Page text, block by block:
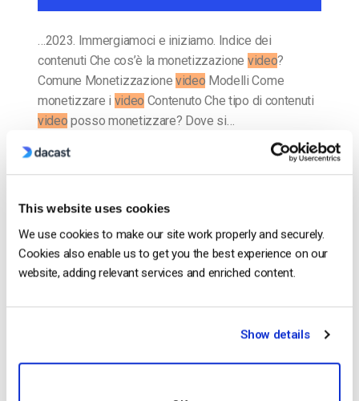
This website uses cookies
We use cookies to make our site work properly and securely.
Cookies also enable us to get you the best experience on our
website, adding relevant services and enriched content.
Show details
…2023. Immergiamoci e iniziamo. Indice dei
contenuti Che cos’è la monetizzazione video?
Comune Monetizzazione video Modelli Come
monetizzare i video Contenuto Che tipo di contenuti
video posso monetizzare? Dove si…
CONTINUA A LEGGERE →
Inserito inIl blog degli esperti di video dacast
Il blog degli esperti di video
dacast
20 migliori fornitori di piattaforme OTT
per il VOD e lo streaming live [2022